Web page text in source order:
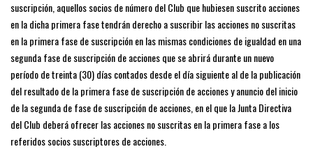
suscripción, aquellos socios de número del Club que hubiesen suscrito acciones
en la dicha primera fase tendrán derecho a suscribir las acciones no suscritas
en la primera fase de suscripción en las mismas condiciones de igualdad en una
segunda fase de suscripción de acciones que se abrirá durante un nuevo
período de treinta (30) días contados desde el día siguiente al de la publicación
del resultado de la primera fase de suscripción de acciones y anuncio del inicio
de la segunda de fase de suscripción de acciones, en el que la Junta Directiva
del Club deberá ofrecer las acciones no suscritas en la primera fase a los
referidos socios suscriptores de acciones.